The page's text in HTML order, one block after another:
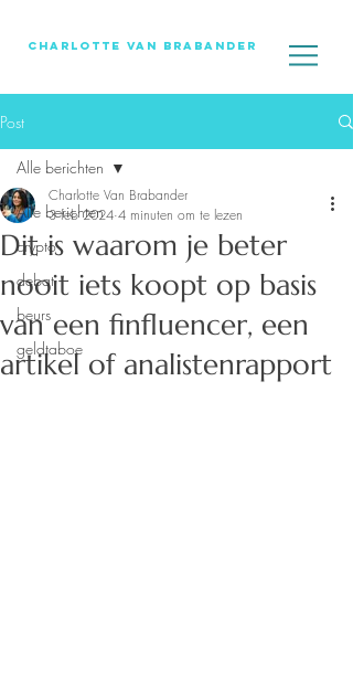
Charlotte Van Brabander
Post
Alle berichten
crypto
debat
beurs
geldtaboe
Alle berichten
Dit is waarom je beter
nooit iets koopt op basis
van een finfluencer, een
artikel of analistenrapport
Charlotte Van Brabander
3 feb 2024 4 minuten om te lezen